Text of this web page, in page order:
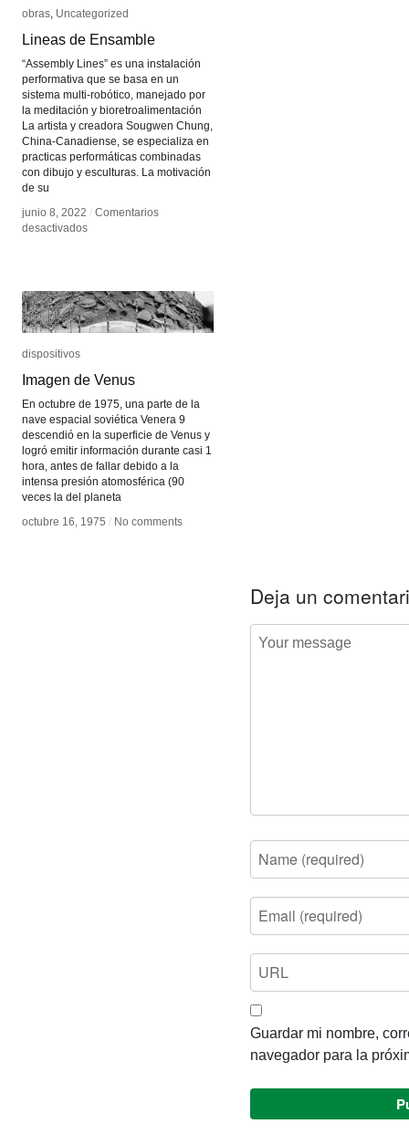
obras Uncategorized
Lineas de Ensamble
“Assembly Lines” es una instalación
performativa que se basa en un
sistema multi-robótico, manejado por
la meditación y bioretroalimentación
La artista y creadora Sougwen Chung,
China-Canadiense, se especializa en
practicas performáticas combinadas
con dibujo y esculturas. La motivación
de su
junio 8, 2022 / Comentarios
desactivadosen
obras Uncategorized
Lineas de Ensamble
junio 8, 2022 / Comentarios
desactivadosen
dispositivos
Imagen de Venus
En octubre de 1975, una parte de la
nave espacial soviética Venera 9
descendió en la superficie de Venus y
logró emitir información durante casi 1
hora, antes de fallar debido a la
intensa presión atomosférica (90
veces la del planeta
octubre 16, 1975 / No comments
dispositivos
Imagen de Venus
octubre 16, 1975 / No comments
Deja un
Guardar mi nombre,
navegador para la